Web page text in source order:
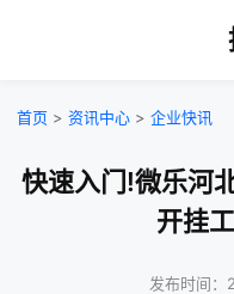
首页 > 资讯中心 > 企业快讯
快速入门!微乐河
开挂
发布时间